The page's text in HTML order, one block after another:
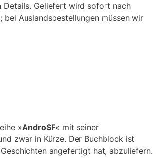
Details. Geliefert wird sofort nach
Auslandsbestellungen müssen wir
»AndroSF« mit seiner
zwar in Kürze. Der Buchblock ist
angefertigt hat, abzuliefern.